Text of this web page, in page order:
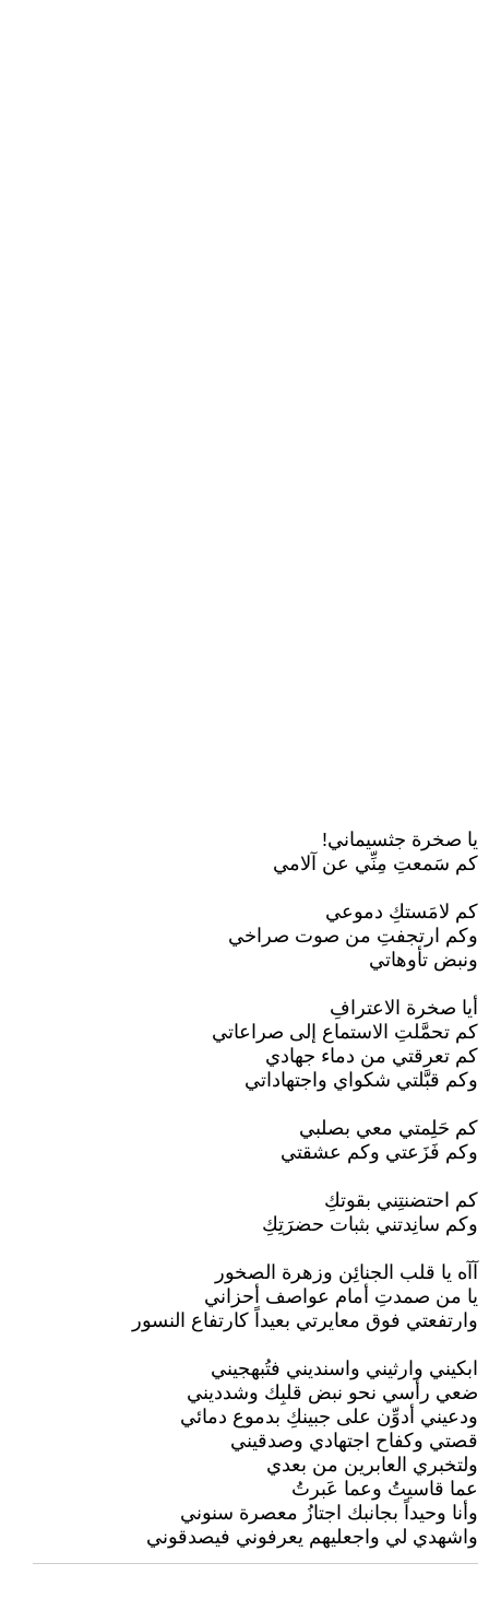
يا صخرة جثسيماني!
كم سَمعتِ مِنِّي عن آلامي
كم لامَستكِ دموعي
وكم ارتجفتِ من صوت صراخي
ونبض تأوهاتي
أيا صخرة الاعترافِ
كم تحمَّلتِ الاستماع إلى صراعاتي
كم تعرقتي من دماء جهادي
وكم قبَّلتي شكواي واجتهاداتي
كم حَلِمتي معي بصلبي
وكم فَزَعتي وكم عشقتي
كم احتضنتِني بقوتكِ
وكم سانِدتني بثبات حضرَتِكِ
آآه يا قلب الجنائِن وزهرة الصخور
يا من صمدتِ أمام عواصف أحزاني
وارتفعتي فوق معايرتي بعيداً كارتفاع النسور
ابكيني وارثيني واسنديني فتُبهجيني
ضعي رأسي نحو نبض قلبِك وشدديني
ودعيني أدوِّن على جبينكِ بدموع دمائي
قصتي وكفاح اجتهادي وصدقيني
ولتخبري العابرين من بعدي
عما قاسيتُ وعما عَبرتُ
وأنا وحيداً بجانبك اجتازُ معصرة سنوني
واشهدي لي واجعليهم يعرفوني فيصدقوني